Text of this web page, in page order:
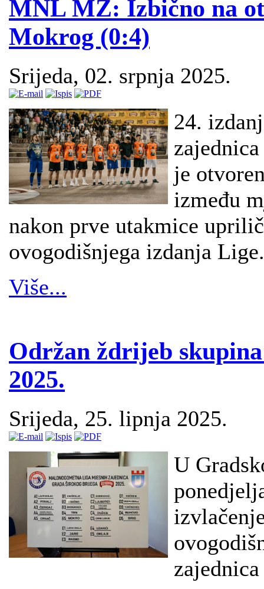
MNL MZ: Izbično na
Mokrog (0:4)
Srijeda, 02. srpnja 2025.
24.
je
između
nakon prve utakmice
ovogodišnjega izdanja Lige.
Više...
Održan ždrijeb
2025.
Srijeda, 25. lipnja 2025.
U